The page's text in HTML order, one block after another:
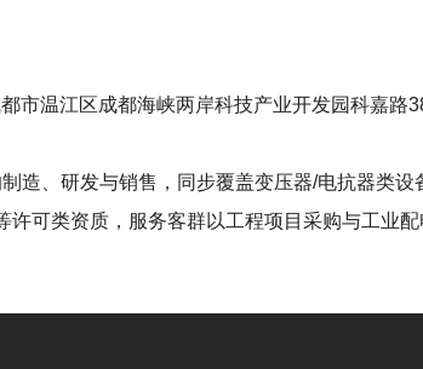
市温江区成都海峡两岸科技产业开发园科嘉路
造、研发与销售，同步覆盖变压器/电抗器类
可类资质，服务客群以工程项目采购与工业